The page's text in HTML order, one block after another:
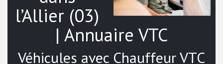
l’Allier (03)
| Annuaire VTC
Véhicules avec Chauffeur VTC